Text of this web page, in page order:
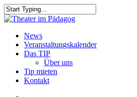
Skip
to
content
Close
search
Menu
News
Veranstaltungskalender
Das TIP
Über uns
Tip mieten
Kontakt